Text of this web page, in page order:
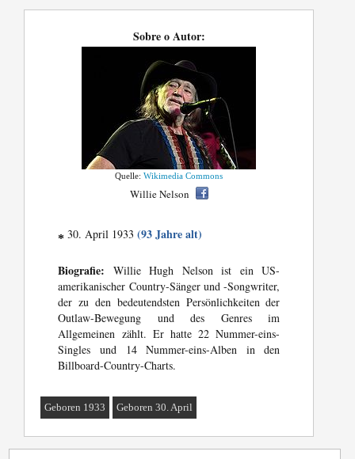
Sobre o Autor:
Quelle:Wikimedia Commons
Willie Nelson
* 30. April 1933(93 Jahre alt)
Biografie: Willie Hugh Nelson ist ein US-
amerikanischer Country-Sänger und -Songwriter,
der zu den bedeutendsten Persönlichkeiten der
Outlaw-Bewegung und des Genres im
Allgemeinen zählt. Er hatte 22 Nummer-eins-
Singles und 14 Nummer-eins-Alben in den
Billboard-Country-Charts.
Geboren 1933 Geboren 30. April